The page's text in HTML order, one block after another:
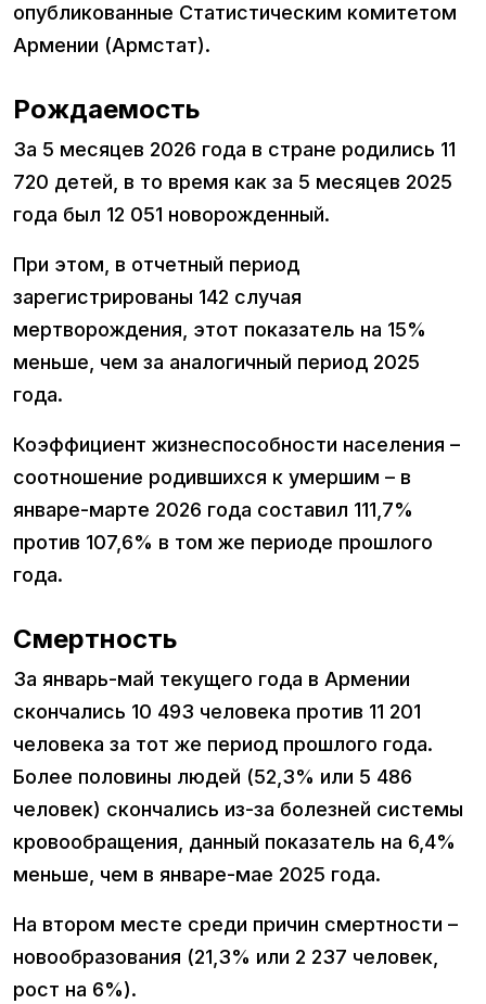
опубликованные Статистическим комитетом
Армении (Армстат).
Рождаемость
За 5 месяцев 2026 года в стране родились 11
720 детей, в то время как за 5 месяцев 2025
года был 12 051 новорожденный.
При этом, в отчетный период
зарегистрированы 142 случая
мертворождения, этот показатель на 15%
меньше, чем за аналогичный период 2025
года.
Коэффициент жизнеспособности населения –
соотношение родившихся к умершим – в
январе-марте 2026 года составил 111,7%
против 107,6% в том же периоде прошлого
года.
Смертность
За январь-май текущего года в Армении
скончались 10 493 человека против 11 201
человека за тот же период прошлого года.
Более половины людей (52,3% или 5 486
человек) скончались из-за болезней системы
кровообращения, данный показатель на 6,4%
меньше, чем в январе-мае 2025 года.
На втором месте среди причин смертности –
новообразования (21,3% или 2 237 человек,
рост на 6%).